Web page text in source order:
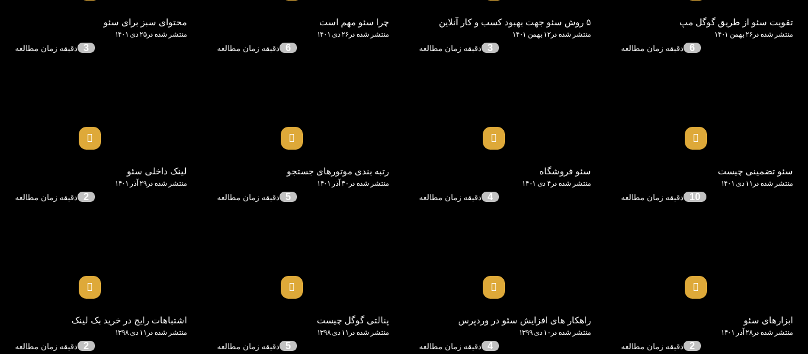
تقویت سئو از طریق گوگل مپ
منتشر شده در۲۶ بهمن ۱۴۰۱
6
۵ روش سئو جهت بهبود کسب و کار آنلاین
منتشر شده در۱۲ بهمن ۱۴۰۱
3
چرا سئو مهم است
منتشر شده در۲۶ دی ۱۴۰۱
6
محتوای سبز برای سئو
منتشر شده در۲۵ دی ۱۴۰۱
3
سئو تضمینی چیست
منتشر شده در۱۱ دی ۱۴۰۱
10
سئو فروشگاه
منتشر شده در۴ دی ۱۴۰۱
4
رتبه بندی موتورهای جستجو
منتشر شده در۳۰ آذر ۱۴۰۱
5
لینک داخلی سئو
منتشر شده در۲۹ آذر ۱۴۰۱
2
ابزارهای سئو
منتشر شده در۲۸ آذر ۱۴۰۱
2
راهکار های افزایش سئو در وردپرس
منتشر شده در۱۰ دی ۱۳۹۹
4
پنالتی گوگل چیست
منتشر شده در۱۱ دی ۱۳۹۸
5
اشتباهات رایج در خرید بک لینک
منتشر شده در۱۱ دی ۱۳۹۸
2